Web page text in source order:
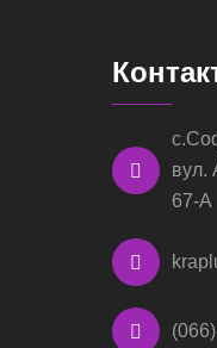
вул.
67-А